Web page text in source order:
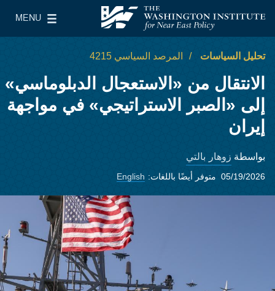
معهد واشنطن لسياسات الشرق الأدنى
MENU
Main Menu
تحليل السياسات المرصد السياسي 4215
الانتقال من «الاستعجال الدبلوماسي»
إلى «الصبر الاستراتيجي» في مواجهة
إيران
بواسطة زوهار بالتي
05/19/2026 متوفر أيضًا باللغات: English